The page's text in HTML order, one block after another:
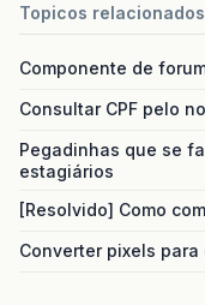
Topicos relacionados
Componente de
Consultar CPF pelo
Pegadinhas que se
estagiários
[Resolvido] Como
Converter pixels para